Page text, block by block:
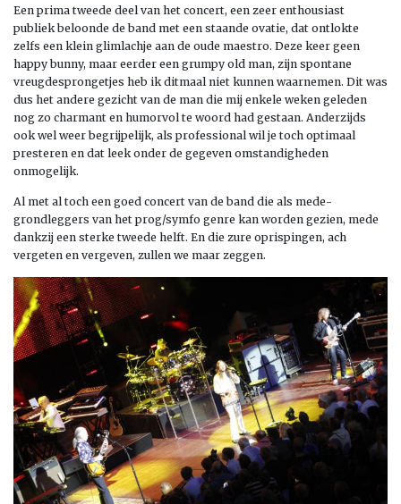
Een prima tweede deel van het concert, een zeer enthousiast
publiek beloonde de band met een staande ovatie, dat ontlokte
zelfs een klein glimlachje aan de oude maestro. Deze keer geen
happy bunny, maar eerder een grumpy old man, zijn spontane
vreugdesprongetjes heb ik ditmaal niet kunnen waarnemen. Dit was
dus het andere gezicht van de man die mij enkele weken geleden
nog zo charmant en humorvol te woord had gestaan. Anderzijds
ook wel weer begrijpelijk, als professional wil je toch optimaal
presteren en dat leek onder de gegeven omstandigheden
onmogelijk.
Al met al toch een goed concert van de band die als mede-
grondleggers van het prog/symfo genre kan worden gezien, mede
dankzij een sterke tweede helft. En die zure oprispingen, ach
vergeten en vergeven, zullen we maar zeggen.